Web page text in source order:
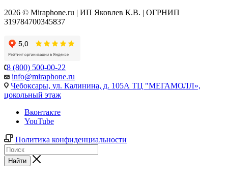
2026 © Miraphone.ru | ИП Яковлев К.В. | ОГРНИП
319784700345837
8 (800) 500-00-22
info@miraphone.ru
Чебоксары, ул. Калинина, д. 105А ТЦ "МЕГАМОЛЛ»,
цокольный этаж
Вконтакте
YouTube
Политика конфиденциальности
Найти